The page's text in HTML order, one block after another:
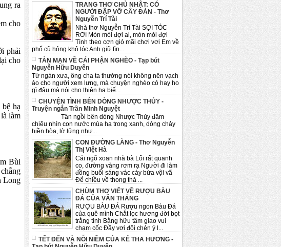
TRANG THƠ CHỦ NHẬT: CÓ
NGƯỜI ĐẬP VỠ CÂY ĐÀN - Thơ
Nguyễn Trí Tài
Nhà thơ Nguyễn Trí Tài SỢI TÓC
RƠI Mòn mỏi đợi ai, mòn mỏi đợi
Tình theo cơn gió mãi chơi vơi Em về
phố cũ hỏng khô tóc Anh giữ tìn...
TẢN MẠN VỀ CÁI PHẬN NGHÈO - Tạp bút
Nguyễn Hữu Duyên
Từ ngàn xưa, ông cha ta thường nói không nên vạch
áo cho người xem lưng, mà chuyện nghèo có hay ho
gì đâu mà nói cho thiên hạ biế...
CHUYỆN TÌNH BÊN DÒNG NHƯỢC THỦY -
Truyện ngắn Trần Minh Nguyệt
Tân ngồi bên dòng Nhược Thủy đăm
chiêu nhìn con nước mùa hạ trong xanh, dòng chảy
hiền hòa, lờ lửng như...
CON ĐƯỜNG LÀNG - Thơ Nguyễn
Thị Việt Hà
Cái ngõ xoan nhà bà Lối rất quanh
co, đường vàng rơm rạ Người đi làm
đồng buổi sáng vác cày bừa vội vã
Để chiều về thong thả ...
CHÙM THƠ VIẾT VỀ RƯỢU BÀU
ĐÁ CỦA VĂN THẮNG
RƯỢU BÀU ĐÁ Rượu ngon Bàu Đá
của quê mình Chắt lọc hương đời bọt
trắng tinh Bằng hữu tâm giao vui
chạm cốc Đầy vơi đôi chén ý l...
TẾT ĐẾN VÀ NỖI NIỀM CỦA KẺ THA HƯƠNG -
ra
cho
phải
cho
hạ
làm
Bùi
Long